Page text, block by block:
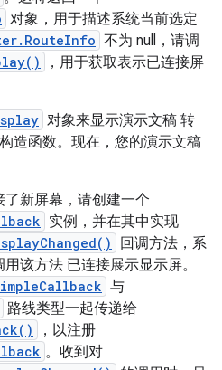
对象，用于描述系统当前选定
不为 null，请调
，用于获取表示已连接屏
对象来显示演示文稿 转
造函数。现在，您的演示文稿
新屏幕，请创建一个
实例，并在其中实现
回调方法，系
该方法 已连接展示显示屏。
与
路线类型一起传递给
，以注册
。收到对